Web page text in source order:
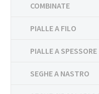
COMBINATE
PIALLE A FILO
PIALLE A SPESSORE
SEGHE A NASTRO